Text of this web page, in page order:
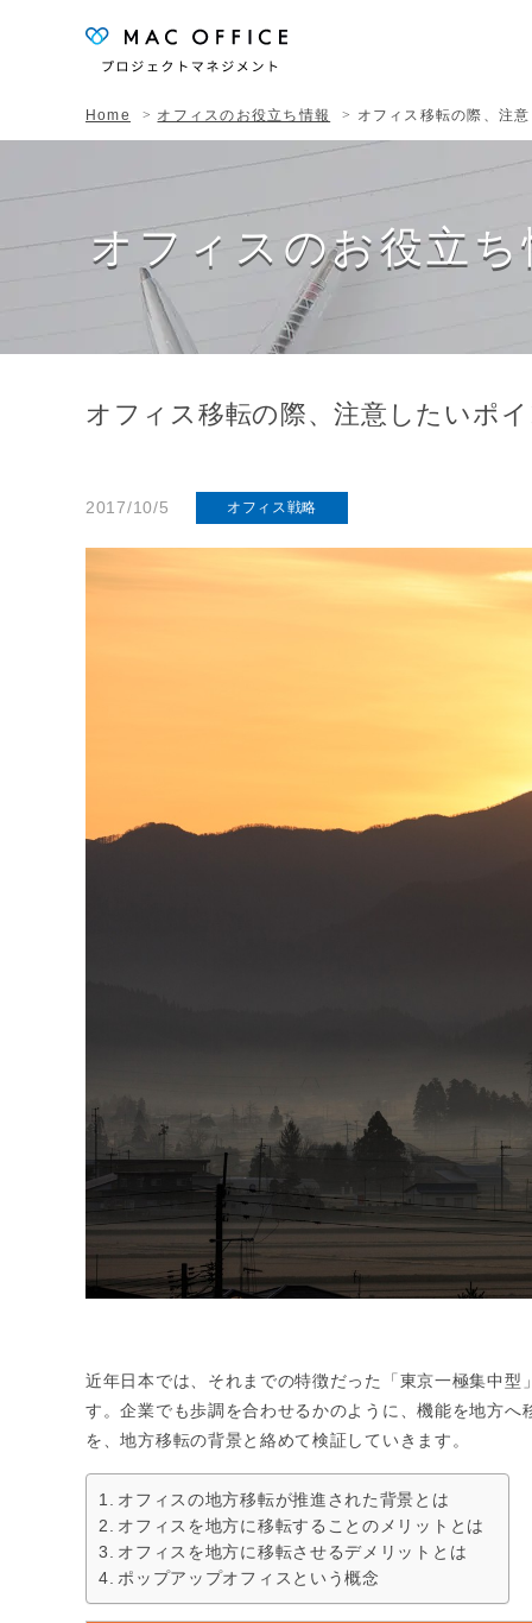
Home オフィスのお役立ち情報 オフィス移転の際、注
オフィスのお役立ち
オフィス移転の際、注意したいポ
2017/10/5 オフィス戦略
近年日本では、それまでの特徴だった「東京一極集中
す。企業でも歩調を合わせるかのように、機能を地方
を、地方移転の背景と絡めて検証していきます。
オフィスの地方移転が推進された背景とは
オフィスを地方に移転することのメリットとは
オフィスを地方に移転させるデメリットとは
ポップアップオフィスという概念